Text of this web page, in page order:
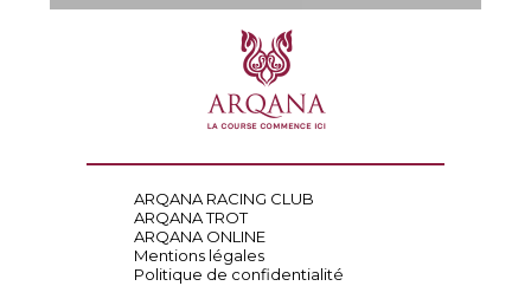
ARQANA RACING CLUB
ARQANA TROT
ARQANA ONLINE
Mentions légales
Politique de confidentialité